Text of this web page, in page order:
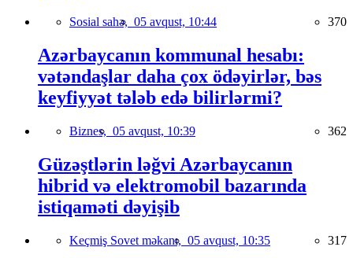
Sosial sahə, 05 avqust, 10:44 370
Azərbaycanın kommunal hesabı:
vətəndaşlar daha çox ödəyirlər, bəs
keyfiyyət tələb edə bilirlərmi?
Biznes, 05 avqust, 10:39 362
Güzəştlərin ləğvi Azərbaycanın
hibrid və elektromobil bazarında
istiqaməti dəyişib
Keçmiş Sovet məkanı, 05 avqust, 10:35 317